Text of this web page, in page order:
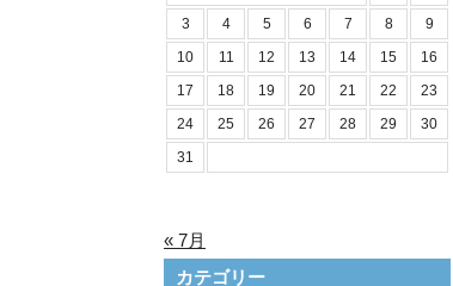
3
4 5 6 7 8
9
10
11 12 13 14 15
16
17
18 19 20 21 22
23
24
25 26 27 28 29
30
31
« 7月
カテゴリー